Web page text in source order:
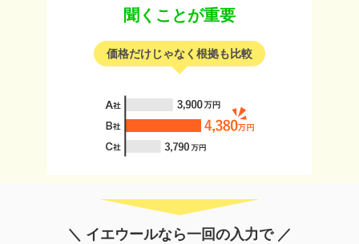
聞くことが重要
価格だけじゃなく根拠も比較
＼ イエウールなら一回の入力で ／